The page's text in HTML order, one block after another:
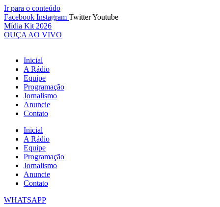
Ir para o conteúdo
Facebook Instagram TwitterYoutube
Mídia Kit 2026
OUÇA AO VIVO
Inicial
A Rádio
Equipe
Programação
Jornalismo
Anuncie
Contato
Inicial
A Rádio
Equipe
Programação
Jornalismo
Anuncie
Contato
WHATSAPP